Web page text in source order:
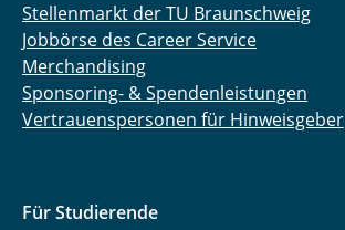
Stellenmarkt der TU Braunschweig
Jobbörse des Career Service
Merchandising
Sponsoring- & Spendenleistungen
Vertrauenspersonen für Hinweisgeber
Für Studierende